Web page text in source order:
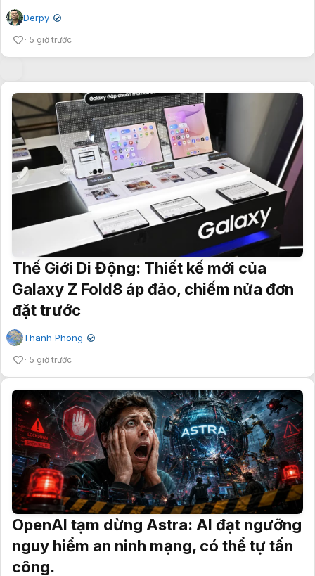
Derpy ✔
5 giờ trước
Thế Giới Di Động: Thiết kế mới của
Galaxy Z Fold8 áp đảo, chiếm nửa đơn
đặt trước
Thanh Phong ✔
5 giờ trước
OpenAI tạm dừng Astra: AI đạt ngưỡng
nguy hiểm an ninh mạng, có thể tự tấn
công.